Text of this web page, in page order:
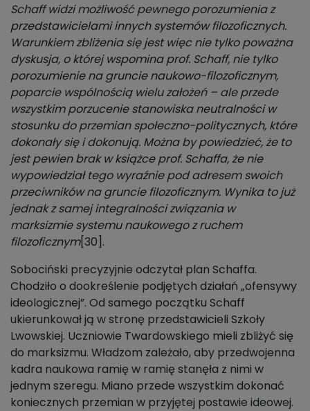
Schaff widzi możliwość pewnego porozumienia z
przedstawicielami innych systemów filozoficznych.
Warunkiem zbliżenia się jest więc nie tylko poważna
dyskusja, o której wspomina prof. Schaff, nie tylko
porozumienie na gruncie naukowo-filozoficznym,
poparcie wspólnością wielu założeń – ale przede
wszystkim porzucenie stanowiska neutralności w
stosunku do przemian społeczno-politycznych, które
dokonały się i dokonują. Można by powiedzieć, że to
jest pewien brak w książce prof. Schaffa, że nie
wypowiedział tego wyraźnie pod adresem swoich
przeciwników na gruncie filozoficznym. Wynika to już
jednak z samej integralności związania w
marksizmie systemu naukowego z ruchem
filozoficznym[30].
Sobociński precyzyjnie odczytał plan Schaffa.
Chodziło o dookreślenie podjętych działań „ofensywy
ideologicznej”. Od samego początku Schaff
ukierunkował ją w stronę przedstawicieli Szkoły
Lwowskiej. Uczniowie Twardowskiego mieli zbliżyć się
do marksizmu. Władzom zależało, aby przedwojenna
kadra naukowa ramię w ramię stanęła z nimi w
jednym szeregu. Miano przede wszystkim dokonać
koniecznych przemian w przyjętej postawie ideowej.